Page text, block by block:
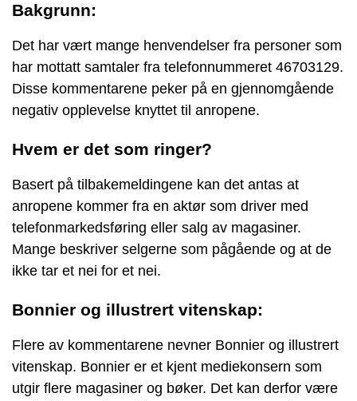
Bakgrunn:
Det har vært mange henvendelser fra personer som
har mottatt samtaler fra telefonnummeret 46703129.
Disse kommentarene peker på en gjennomgående
negativ opplevelse knyttet til anropene.
Hvem er det som ringer?
Basert på tilbakemeldingene kan det antas at
anropene kommer fra en aktør som driver med
telefonmarkedsføring eller salg av magasiner.
Mange beskriver selgerne som pågående og at de
ikke tar et nei for et nei.
Bonnier og illustrert vitenskap:
Flere av kommentarene nevner Bonnier og illustrert
vitenskap. Bonnier er et kjent mediekonsern som
utgir flere magasiner og bøker. Det kan derfor være